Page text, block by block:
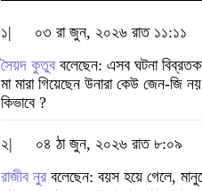
১|
০৩ রা জুন, ২০২৬ রাত ১১:১১
সৈয়দ কুতুব বলেছেন: এসব ঘটনা
মা মারা গিয়েছেন উনারা কেউ জেন-
কিভাবে ?
২|
০৪ ঠা জুন, ২০২৬ রাত ৮:০৯
রাজীব নুর বলেছেন: বয়স হয়ে গেলে,